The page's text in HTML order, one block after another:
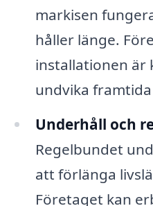
markisen
håller länge.
installationen
undvika
Underhåll och
Regelbundet
att förlänga
Företaget kan